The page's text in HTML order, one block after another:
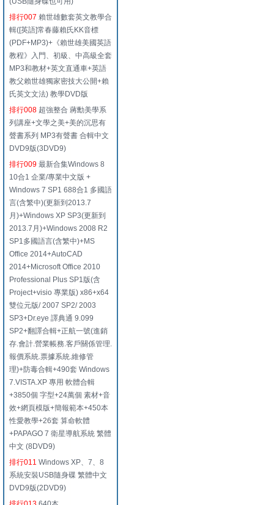
排行007 賴世雄數套英文教學合
輯([英語]常春藤賴氏KK音標
(PDF+MP3)+《賴世雄美國英語
教程》入門、初級、中高級全套
MP3和教材+英文直通車+英語
教父賴世雄獨家密技大公開+賴
氏英文文法) 教學DVD版
排行008 超強整合 蔣勳美學系
列講座+文學之美+美的沉思有
聲書系列 MP3有聲書 合輯中文
DVD9版(3DVD9)
排行009 最新合集Windows 8
10合1 企業/專業中文版 +
Windows 7 SP1 688合1 多國語
言(含繁中)(更新到2013.7
月)+Windows XP SP3(更新到
2013.7月)+Windows 2008 R2
SP1多國語言(含繁中)+MS
Office 2014+AutoCAD
2014+Microsoft Office 2010
Professional Plus SP1版(含
Project+visio 專業版) x86+x64
雙位元版/ 2007 SP2/ 2003
SP3+Dr.eye 譯典通 9.099
SP2+翻譯合輯+正航一號(進銷
存.會計.營業帳務.客戶關係管理.
報價系統.票據系統.維修管
理)+防毒合輯+490套 Windows
7.VISTA.XP 專用 軟體合輯
+3850個 字型+24萬個 素材+音
效+網頁模版+簡報範本+450本
性愛教學+26套 算命軟體
+PAPAGO 7 衛星導航系統 繁體
中文 (8DVD9)
排行011 Windows XP、7、8
系統安裝USB隨身碟 繁體中文
DVD9版(2DVD9)